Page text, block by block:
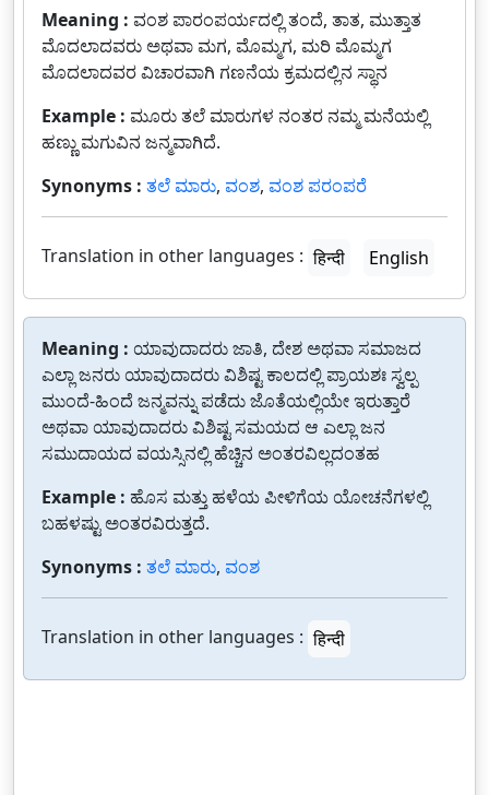
Meaning : ವಂಶ ಪಾರಂಪರ್ಯದಲ್ಲಿ ತಂದೆ, ತಾತ, ಮುತ್ತಾತ
ಮೊದಲಾದವರು ಅಥವಾ ಮಗ, ಮೊಮ್ಮಗ, ಮರಿ ಮೊಮ್ಮಗ
ಮೊದಲಾದವರ ವಿಚಾರವಾಗಿ ಗಣನೆಯ ಕ್ರಮದಲ್ಲಿನ ಸ್ಥಾನ
Example : ಮೂರು ತಲೆ ಮಾರುಗಳ ನಂತರ ನಮ್ಮ ಮನೆಯಲ್ಲಿ
ಹಣ್ಣು ಮಗುವಿನ ಜನ್ಮವಾಗಿದೆ.
Synonyms : ತಲೆ ಮಾರು, ವಂಶ, ವಂಶ ಪರಂಪರೆ
Translation in other languages : हिन्दी English
Meaning : ಯಾವುದಾದರು ಜಾತಿ, ದೇಶ ಅಥವಾ ಸಮಾಜದ
ಎಲ್ಲಾ ಜನರು ಯಾವುದಾದರು ವಿಶಿಷ್ಟ ಕಾಲದಲ್ಲಿ ಪ್ರಾಯಶಃ ಸ್ವಲ್ಪ
ಮುಂದೆ-ಹಿಂದೆ ಜನ್ಮವನ್ನು ಪಡೆದು ಜೊತೆಯಲ್ಲಿಯೇ ಇರುತ್ತಾರೆ
ಅಥವಾ ಯಾವುದಾದರು ವಿಶಿಷ್ಟ ಸಮಯದ ಆ ಎಲ್ಲಾ ಜನ
ಸಮುದಾಯದ ವಯಸ್ಸಿನಲ್ಲಿ ಹೆಚ್ಚಿನ ಅಂತರವಿಲ್ಲದಂತಹ
Example : ಹೊಸ ಮತ್ತು ಹಳೆಯ ಪೀಳಿಗೆಯ ಯೋಚನೆಗಳಲ್ಲಿ
ಬಹಳಷ್ಟು ಅಂತರವಿರುತ್ತದೆ.
Synonyms : ತಲೆ ಮಾರು, ವಂಶ
Translation in other languages : हिन्दी